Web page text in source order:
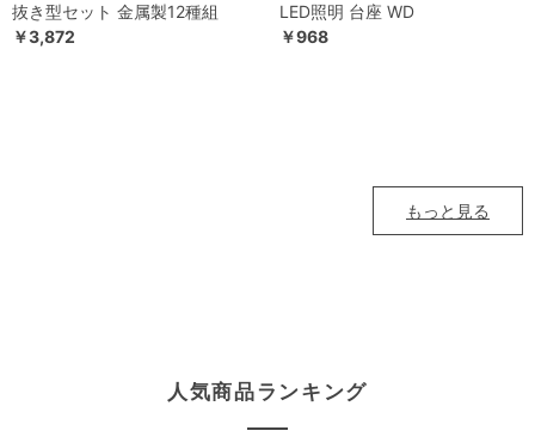
抜き型セット 金属製12種組
￥3,872
LED照明 台座 WD
￥968
もっと見る
人気商品ランキング